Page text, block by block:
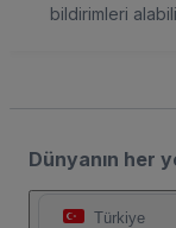
bildirimleri
Dünyanın her
Türkiye